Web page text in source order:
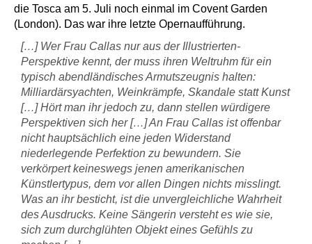
die Tosca am 5. Juli noch einmal im Covent Garden
(London). Das war ihre letzte Opernaufführung.
[…] Wer Frau Callas nur aus der Illustrierten-
Perspektive kennt, der muss ihren Weltruhm für ein
typisch abendländisches Armutszeugnis halten:
Milliardärsyachten, Weinkrämpfe, Skandale statt Kunst
[…] Hört man ihr jedoch zu, dann stellen würdigere
Perspektiven sich her […] An Frau Callas ist offenbar
nicht hauptsächlich eine jeden Widerstand
niederlegende Perfektion zu bewundern. Sie
verkörpert keineswegs jenen amerikanischen
Künstlertypus, dem vor allen Dingen nichts misslingt.
Was an ihr besticht, ist die unvergleichliche Wahrheit
des Ausdrucks. Keine Sängerin versteht es wie sie,
sich zum durchglühten Objekt eines Gefühls zu